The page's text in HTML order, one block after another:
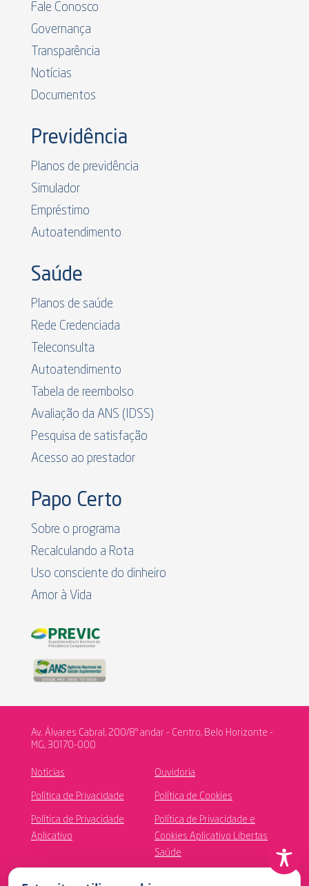
Fale Conosco
Governança
Transparência
Notícias
Documentos
Previdência
Planos de previdência
Simulador
Empréstimo
Autoatendimento
Saúde
Planos de saúde
Rede Credenciada
Teleconsulta
Autoatendimento
Tabela de reembolso
Avaliação da ANS (IDSS)
Pesquisa de satisfação
Acesso ao prestador
Papo Certo
Sobre o programa
Recalculando a Rota
Uso consciente do dinheiro
Amor à Vida
Av. Álvares Cabral, 200/8º andar - Centro, Belo Horizonte -
MG, 30170-000
Notícias Ouvidoria
Política de Privacidade Política de Cookies
Política de Privacidade
Aplicativo
Política de Privacidade e
Cookies Aplicativo Libertas
Saúde